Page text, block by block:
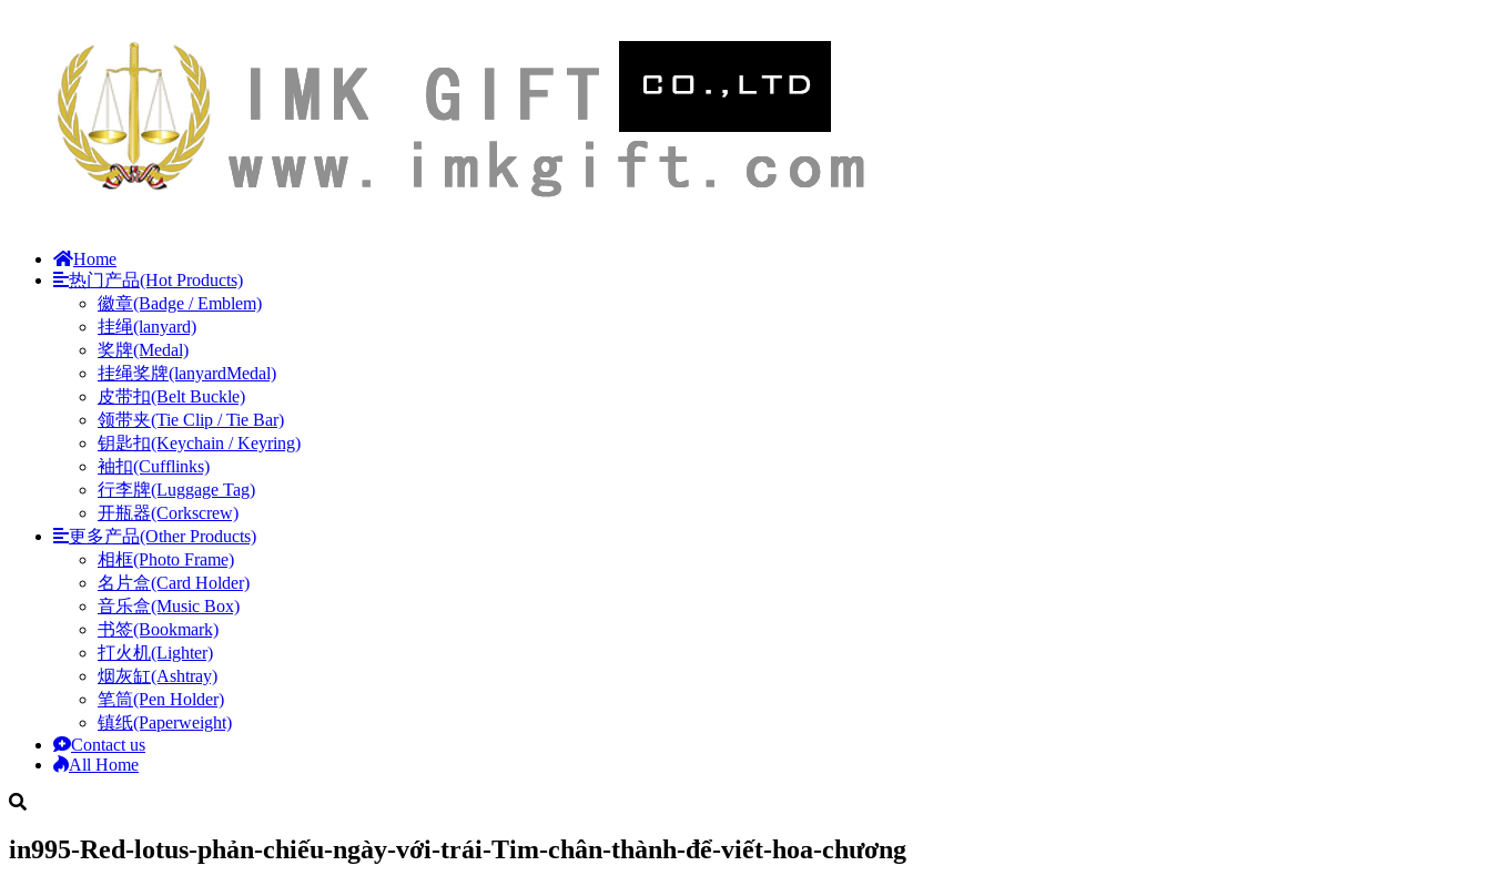
Home
热门产品(Hot Products)
徽章(Badge / Emblem)
挂绳(lanyard)
奖牌(Medal)
挂绳奖牌(lanyardMedal)
皮带扣(Belt Buckle)
领带夹(Tie Clip / Tie Bar)
钥匙扣(Keychain / Keyring)
袖扣(Cufflinks)
行李牌(Luggage Tag)
开瓶器(Corkscrew)
更多产品(Other Products)
相框(Photo Frame)
名片盒(Card Holder)
音乐盒(Music Box)
书签(Bookmark)
打火机(Lighter)
烟灰缸(Ashtray)
笔筒(Pen Holder)
镇纸(Paperweight)
Contact us
All Home
in995-Red-lotus-phản-chiếu-ngày-với-trái-Tim-chân-thành-để-viết-hoa-chương